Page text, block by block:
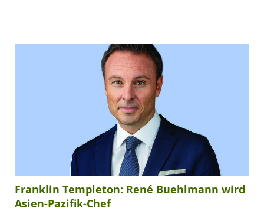
Franklin Templeton: René Buehlmann wird
Asien-Pazifik-Chef